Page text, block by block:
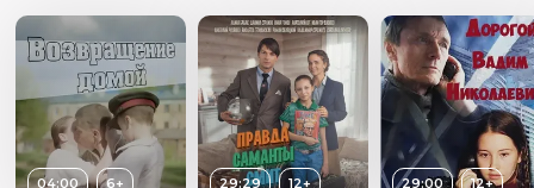
04:00 6+ 29:29 12+ 29:00 12+